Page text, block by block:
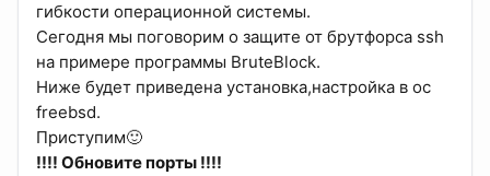
гибкости операционной системы.
Сегодня мы поговорим о защите от брутфорса ssh
на примере программы BruteBlock.
Ниже будет приведена установка,настройка в ос
freebsd.
Приступим🙂
!!!! Обновите порты !!!!